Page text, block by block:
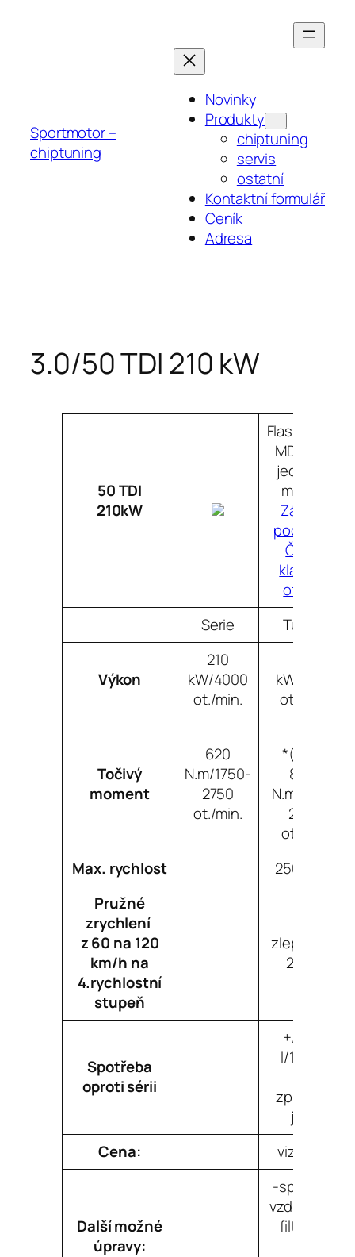
Sportmotor –
chiptuning
Novinky
Produkty
chiptuning
servis
ostatní
Kontaktní formulář
Ceník
Adresa
3.0/50 TDI 210 kW
50 TDI
210kW
Flashtuning
MD1 řídící
jednotky
motoru
Záruční
podmínky
Často
kladené
otázky
Serie
Tuning
Výkon
210
kW/4000
ot./min.
kW/4200
ot./min.
Točivý
moment
620
N.m/1750-
2750
ot./min.
*(nebo
800)
N.m/1800-
2500
ot./min.
Max. rychlost
250 km/h
Pružné
zrychlení
z 60 na 120
km/h na
4.rychlostní
stupeň
zlepšení o
2,0 vt.
Spotřeba
oproti sérii
+/- 0,5
l/100km
způsobu
jízdy
Cena:
viz.ceník
Další možné
úpravy:
-sportovní
vzduchový
filtr K&N